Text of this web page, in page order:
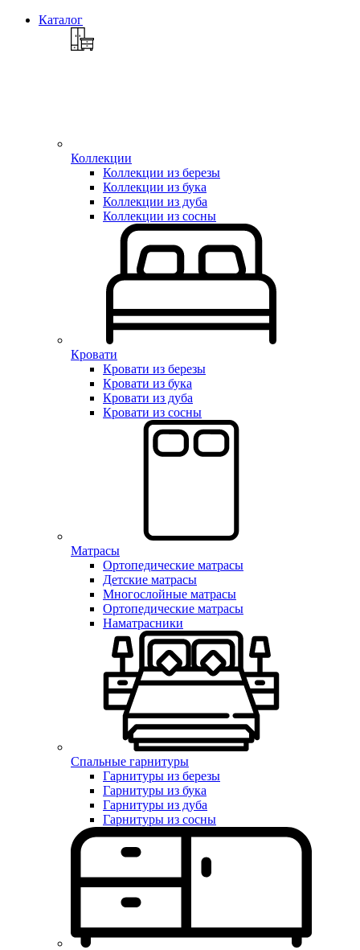
Каталог
Коллекции
Коллекции из березы
Коллекции из бука
Коллекции из дуба
Коллекции из сосны
Кровати
Кровати из березы
Кровати из бука
Кровати из дуба
Кровати из сосны
Матрасы
Ортопедические матрасы
Детские матрасы
Многослойные матрасы
Ортопедические матрасы
Наматрасники
Спальные гарнитуры
Гарнитуры из березы
Гарнитуры из бука
Гарнитуры из дуба
Гарнитуры из сосны